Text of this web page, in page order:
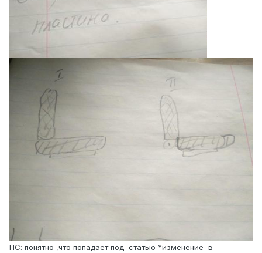
ПС: понятно ,что попадает под статью *изменение в